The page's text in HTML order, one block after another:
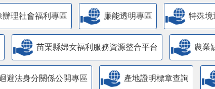
理社會福利專區 廉能透明專區 特殊境
苗栗縣婦女福利服務資源整合平台 農業
避法身分關係公開專區 產地證明標章查詢